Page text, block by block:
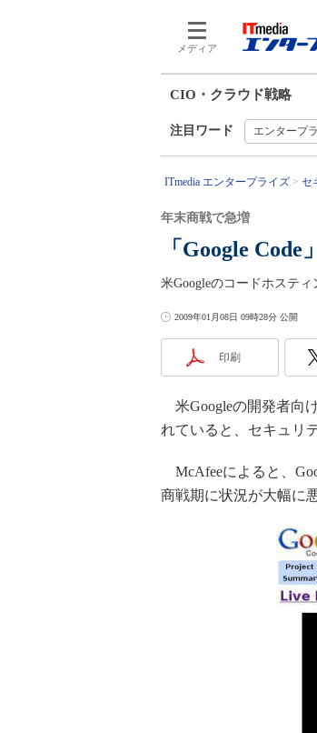
メディア
CIO・クラウド戦略
注目ワード エンタープ
ITmedia エンタープライズ セ
「Google
年末商戦で急増
米Googleのコードホスティ
2009年01月08日 09時28分 公開
印刷
米Googleの開発者向
れていると、セキュリ
McAfeeによると、
商戦期に状況が大幅に